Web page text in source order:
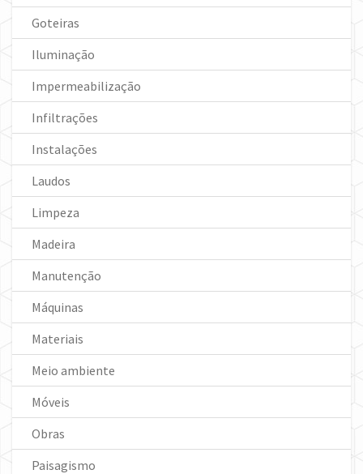
Goteiras
Iluminação
Impermeabilização
Infiltrações
Instalações
Laudos
Limpeza
Madeira
Manutenção
Máquinas
Materiais
Meio ambiente
Móveis
Obras
Paisagismo